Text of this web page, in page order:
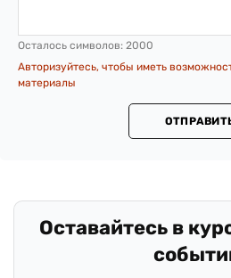
Осталось символов: 2000
Авторизуйтесь, чтобы иметь
материалы
Оставайтесь в